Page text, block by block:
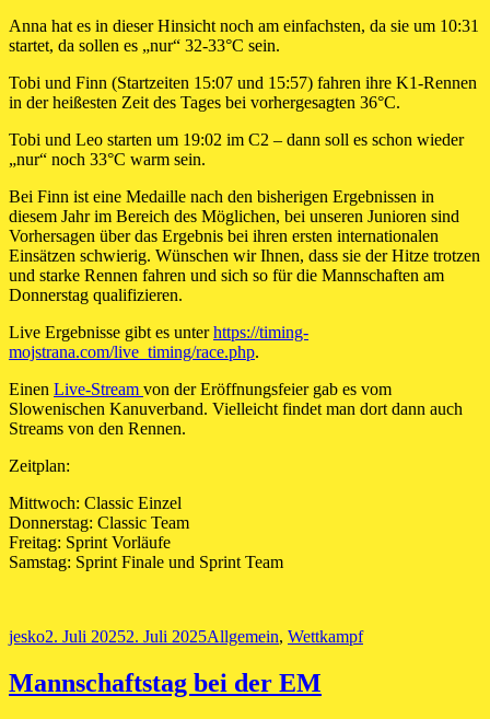
Anna hat es in dieser Hinsicht noch am einfachsten, da sie um 10:31
startet, da sollen es „nur“ 32-33°C sein.
Tobi und Finn (Startzeiten 15:07 und 15:57) fahren ihre K1-Rennen
in der heißesten Zeit des Tages bei vorhergesagten 36°C.
Tobi und Leo starten um 19:02 im C2 – dann soll es schon wieder
„nur“ noch 33°C warm sein.
Bei Finn ist eine Medaille nach den bisherigen Ergebnissen in
diesem Jahr im Bereich des Möglichen, bei unseren Junioren sind
Vorhersagen über das Ergebnis bei ihren ersten internationalen
Einsätzen schwierig. Wünschen wir Ihnen, dass sie der Hitze trotzen
und starke Rennen fahren und sich so für die Mannschaften am
Donnerstag qualifizieren.
Live Ergebnisse gibt es unterhttps://timing-
mojstrana.com/live_timing/race.php.
Einen Live-Stream von der Eröffnungsfeier gab es vom
Slowenischen Kanuverband. Vielleicht findet man dort dann auch
Streams von den Rennen.
Zeitplan:
Mittwoch: Classic Einzel
Donnerstag: Classic Team
Freitag: Sprint Vorläufe
Samstag: Sprint Finale und Sprint Team
Autor
jeskoVeröffentlicht
2. Juli 20252. Juli 2025Kategorien
Allgemein, Wettkampf
Mannschaftstag bei der EM